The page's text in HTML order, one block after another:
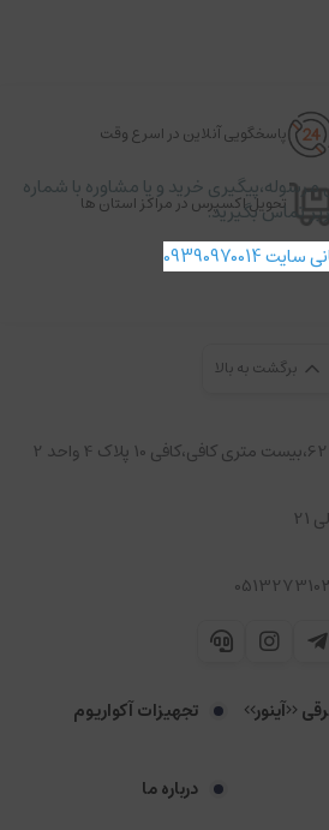
پاسخگویی آنلاین در اسرع وقت
تحویل اکسپرس در مراکز استان ها
برگشت به بالا
<<آینور>> تجهیزات آکواریوم
درباره ما
خرید و یا مشاوره با شماره
زیر تماس بگیرید.
09390970014